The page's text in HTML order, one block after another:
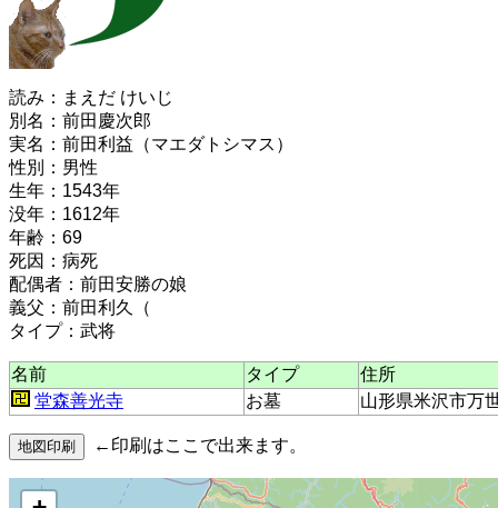
読み：まえだ けいじ
別名：前田慶次郎
実名：前田利益（マエダトシマス）
性別：男性
生年：1543年
没年：1612年
年齢：69
死因：病死
配偶者：前田安勝の娘
義父：前田利久（
タイプ：武将
名前 タイプ
住所
堂森善光寺
お墓 山形県米沢市万
←印刷はここで出来ます。